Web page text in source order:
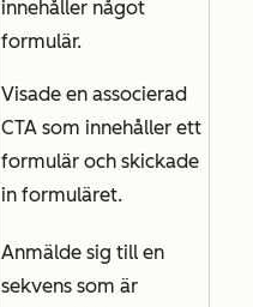
innehåller något
formulär.
Visade en associerad
CTA som innehåller ett
formulär och skickade
in formuläret.
Anmälde sig till en
sekvens som är